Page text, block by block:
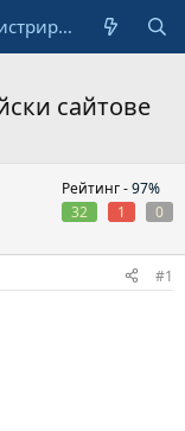
Регистрирай се
сайтове
Рейтинг -97%
32
1 0
#1